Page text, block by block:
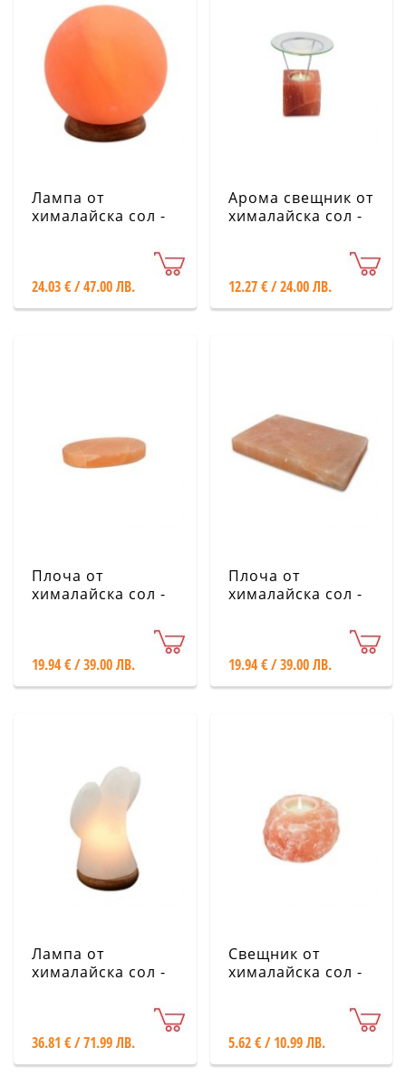
Лампа от
хималайска сол -
24.03 € / 47.00 ЛВ.
Арома свещник от
хималайска сол -
12.27 € / 24.00 ЛВ.
Плоча от
хималайска сол -
19.94 € / 39.00 ЛВ.
Плоча от
хималайска сол -
19.94 € / 39.00 ЛВ.
Лампа от
хималайска сол -
36.81 € / 71.99 ЛВ.
Свещник от
хималайска сол -
5.62 € / 10.99 ЛВ.